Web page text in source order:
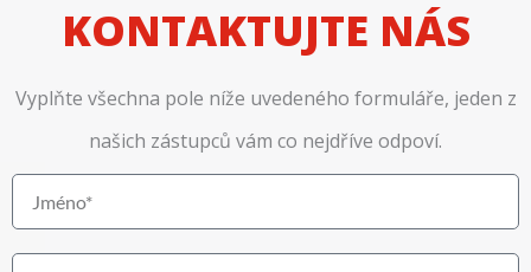
KONTAKTUJTE NÁS
Vyplňte všechna pole níže uvedeného formuláře, jeden z
našich zástupců vám co nejdříve odpoví.
m
é